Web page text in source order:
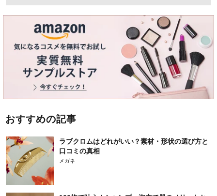
おすすめの記事
ラブクロムはどれがいい？素材・形状の選び方と
口コミの真相
メガネ